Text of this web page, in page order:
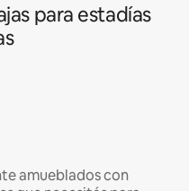
para estadías
amueblados con